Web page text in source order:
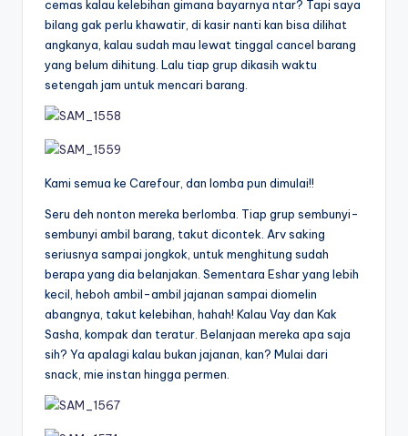
cemas kalau kelebihan gimana bayarnya ntar? Tapi saya
bilang gak perlu khawatir, di kasir nanti kan bisa dilihat
angkanya, kalau sudah mau lewat tinggal cancel barang
yang belum dihitung. Lalu tiap grup dikasih waktu
setengah jam untuk mencari barang.
Kami semua ke Carefour, dan lomba pun dimulai!!
Seru deh nonton mereka berlomba. Tiap grup sembunyi-
sembunyi ambil barang, takut dicontek. Arv saking
seriusnya sampai jongkok, untuk menghitung sudah
berapa yang dia belanjakan. Sementara Eshar yang lebih
kecil, heboh ambil-ambil jajanan sampai diomelin
abangnya, takut kelebihan, hahah! Kalau Vay dan Kak
Sasha, kompak dan teratur. Belanjaan mereka apa saja
sih? Ya apalagi kalau bukan jajanan, kan? Mulai dari
snack, mie instan hingga permen.